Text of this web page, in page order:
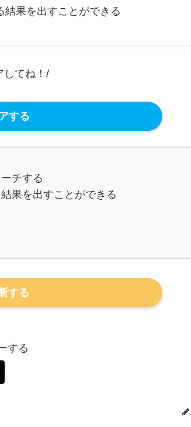
結果を出すことができる
してね！/
する
チする
果を出すことができる
する
する